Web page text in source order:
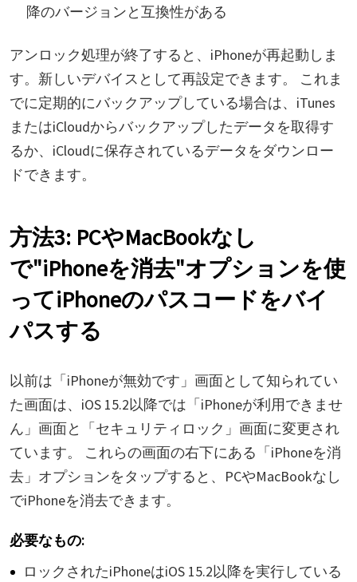
降のバージョンと互換性がある
アンロック処理が終了すると、iPhoneが再起動しま
す。新しいデバイスとして再設定できます。 これま
でに定期的にバックアップしている場合は、iTunes
またはiCloudからバックアップしたデータを取得す
るか、iCloudに保存されているデータをダウンロー
ドできます。
方法3: PCやMacBookなし
で"iPhoneを消去"オプションを使
ってiPhoneのパスコードをバイ
パスする
以前は「iPhoneが無効です」画面として知られてい
た画面は、iOS 15.2以降では「iPhoneが利用できませ
ん」画面と「セキュリティロック」画面に変更され
ています。 これらの画面の右下にある「iPhoneを消
去」オプションをタップすると、PCやMacBookなし
でiPhoneを消去できます。
必要なもの:
ロックされたiPhoneはiOS 15.2以降を実行している